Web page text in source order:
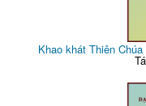
Khao khát Thiên